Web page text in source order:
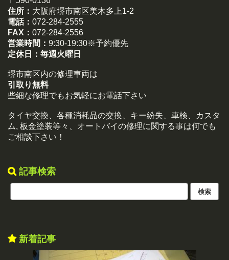
住所： 大阪府堺市南区美木多上1-2
電話： 072-284-2555
FAX： 072-284-2556
営業時間： 9:30-19:30※予約優先
定休日： 毎週火曜日
堺市南区内の修理車両は
引取り無料
些細な修理でもお気軽にお電話下さい
タイヤ交換、各種消耗品の交換、キー紛失、車検、カスタ
ム, 板金塗装等々、オートバイの修理に関する事は何でも
ご相談下さい！
記事検索
新着記事